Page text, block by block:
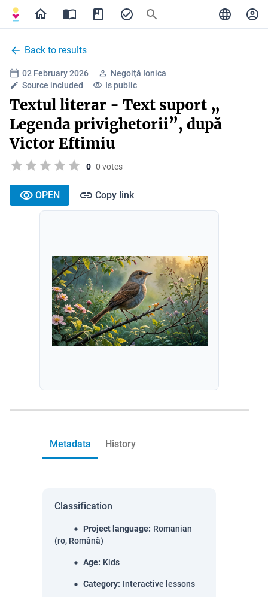
Back to results
02 February 2026
Negoiță Ionica
Source included
Is public
Textul literar - Text suport „
Legenda privighetorii”, după
Victor Eftimiu
0 0 votes
OPEN Copy link
Metadata History
Classification
Project language: Romanian
(ro, Română)
Age: Kids
Category: Interactive lessons